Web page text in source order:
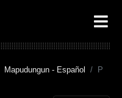
Mapudungun - Español P